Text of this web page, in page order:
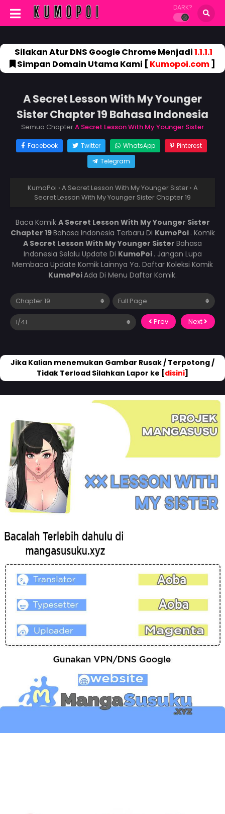
DARK?
Silakan Atur DNS Google Chrome Menjadi1.1.1.1
Simpan Domain Utama Kami [ Kumopoi.com]
A Secret Lesson With My Younger
Sister Chapter 19 Bahasa Indonesia
Semua ChapterA Secret Lesson With My Younger Sister
Facebook Twitter WhatsApp
Pinterest
Telegram
KumoPoi › A Secret Lesson With My Younger Sister › A
Secret Lesson With My Younger Sister Chapter 19
Baca Komik A Secret Lesson With My Younger Sister
Chapter 19Bahasa Indonesia Terbaru Di KumoPoi . Komik
A Secret Lesson With My Younger Sister Bahasa
Indonesia Selalu Update Di KumoPoi . Jangan Lupa
Membaca Update Komik Lainnya Ya. Daftar Koleksi Komik
KumoPoiAda Di Menu Daftar Komik.
Prev Next
Jika Kalian menemukan Gambar Rusak / Terpotong /
Tidak Terload Silahkan Lapor ke [disini]